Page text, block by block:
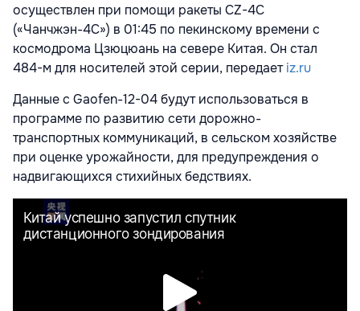
осуществлен при помощи ракеты CZ-4C
(«Чанчжэн-4C») в 01:45 по пекинскому времени с
космодрома Цзюцюань на севере Китая. Он стал
484-м для носителей этой серии, передаетiz.ru
Данные с Gaofen-12-04 будут использоваться в
программе по развитию сети дорожно-
транспортных коммуникаций, в сельском хозяйстве
при оценке урожайности, для предупреждения о
надвигающихся стихийных бедствиях.